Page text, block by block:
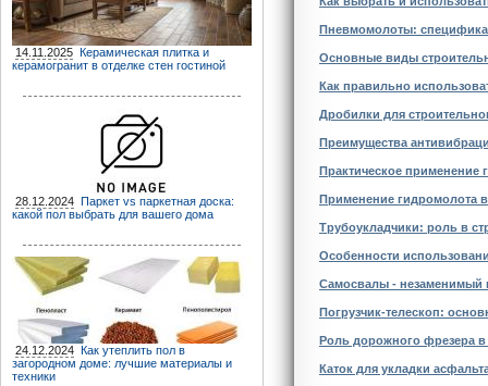
14.11.2025 Керамическая плитка и
керамогранит в отделке стен гостиной
28.12.2024 Паркет vs паркетная доска:
какой пол выбрать для вашего дома
24.12.2024 Как утеплить пол в
загородном доме: лучшие материалы и
техники
Пневмомолоты: специфика
Основные виды
Как правильно
Дробилки для
Преимущества
Практическое применение
Применение гидромолота
Трубоукладчики: роль в
Особенности
Самосвалы - незаменимый
Погрузчик-телескоп:
Роль дорожного фрезера в
Каток для укладки